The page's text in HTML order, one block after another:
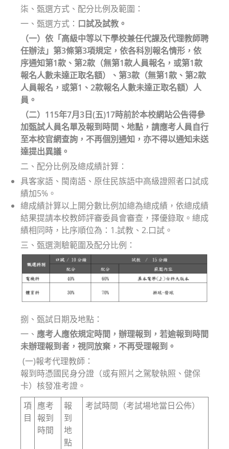
柒、甄選方式、配分比例及範圍：
一、甄選方式： 口試及試教。
（一）依「高級中等以下學校兼任代課及代理教師聘
任辦法」第3條第3項規定，依各科別報名情形，依
序通知第1款、第2款（無第1款人員報名，或第1款
報名人數未達正取名額）、第3款（無第1款、第2款
人員報名，或第1、2款報名人數未達正取名額）人
員。
（二）115年7月3日(五)17時前於本校網站公告得參
加甄試人員名單及報到時間、地點，請應考人員自行
至本校官網查詢，不再個別通知，亦不得以通知未送
達提出異議。
二、配分比例及總成績計算：
具客家語、閩南語、原住民族語中高級證照者口試成
績加5%。
總成績計算以上開分數比例加總為總成績，依總成績
結果提請本校教師評審委員會審查，擇優錄取。總成
績相同時，比序順位為：1.試教、2.口試。
三、甄選測驗範圍及配分比例：
捌、甄試日期及地點：
一、 應考人應依規定時間，辦理報到，若逾報到時間
未辦理報到者，視同放棄，不再受理報到。
(一)報考代理教師：
報到時憑國民身分證（或有照片之駕駛執照、健保
卡）核發准考證。
項
目
應考
報到
時間
報
到
地
點
考試時間（考試場地當日公佈）